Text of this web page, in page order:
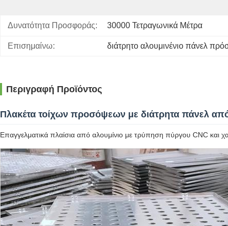
Δυνατότητα Προσφοράς: 30000 Τετραγωνικά Μέτρα
Επισημαίνω: διάτρητο αλουμινένιο πάνελ
Περιγραφή Προϊόντος
Πλακέτα τοίχων προσόψεων με διάτρητα πάνελ
Επαγγελματικά πλαίσια από αλουμίνιο με τρύπηση πύργου CNC και